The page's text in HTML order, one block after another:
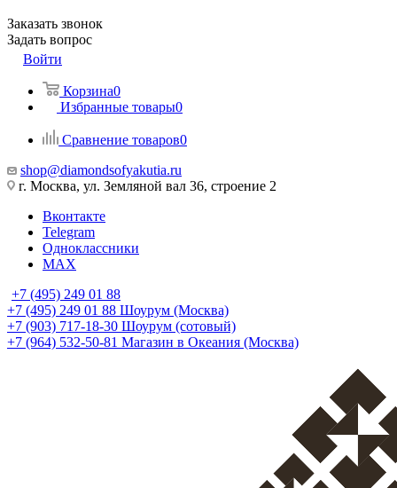
Заказать звонок
Задать вопрос
Войти
Корзина0
Избранные товары0
Сравнение товаров0
shop@diamondsofyakutia.ru
г. Москва, ул. Земляной вал 36, строение 2
Вконтакте
Telegram
Одноклассники
MAX
+7 (495) 249 01 88
+7 (495) 249 01 88 Шоурум (Москва)
+7 (903) 717-18-30 Шоурум (сотовый)
+7 (964) 532-50-81 Магазин в Океания (Москва)